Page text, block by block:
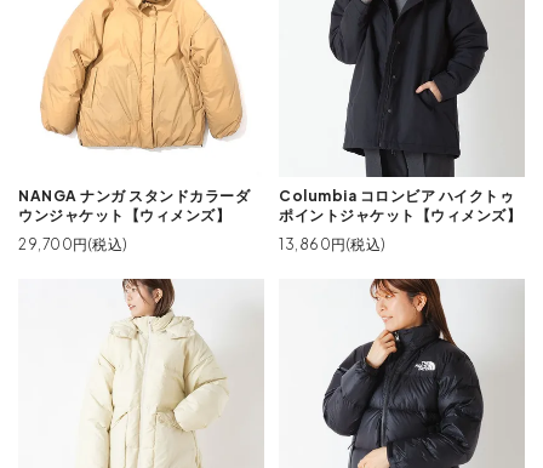
NANGA ナンガ スタンドカラーダ
ウンジャケット【ウィメンズ】
29,700円(税込)
Columbia コロンビア ハイクトゥ
ポイントジャケット【ウィメンズ】
13,860円(税込)